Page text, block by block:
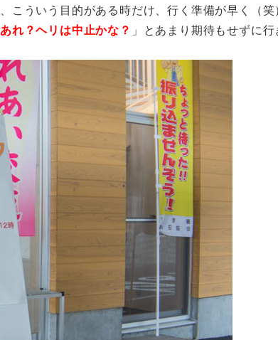
こういう目的がある時だけ、行く準備が早く（
あれ？ヘリは中止かな？ 」とあまり期待もせずに行